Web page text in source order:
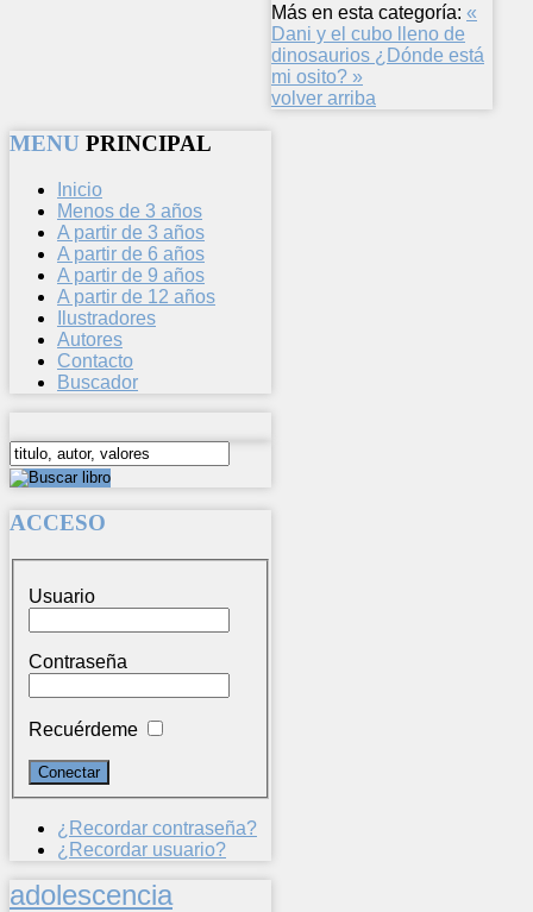
Más en esta categoría: «
Dani y el cubo lleno de
dinosaurios ¿Dónde está
mi osito? »
volver arriba
MENU PRINCIPAL
Inicio
Menos de 3 años
A partir de 3 años
A partir de 6 años
A partir de 9 años
A partir de 12 años
Ilustradores
Autores
Contacto
Buscador
ACCESO
Usuario
Contraseña
Recuérdeme
¿Recordar contraseña?
¿Recordar usuario?
adolescencia